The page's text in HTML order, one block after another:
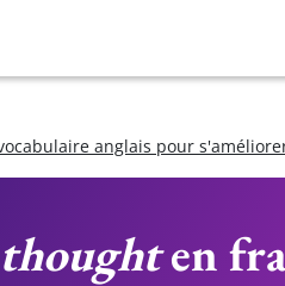
anglais pour
en